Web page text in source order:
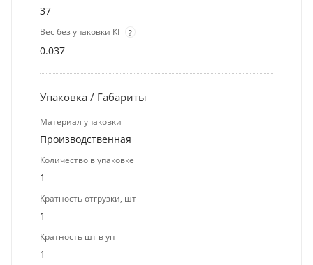
37
Вес без упаковки КГ ?
0.037
Упаковка / Габариты
Материал упаковки
Производственная
Количество в упаковке
1
Кратность отгрузки, шт
1
Кратность шт в уп
1